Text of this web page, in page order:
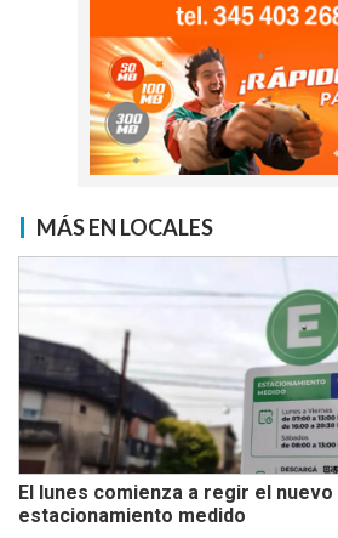
MÁS EN LOCALES
El lunes comienza a regir el
estacionamiento medido